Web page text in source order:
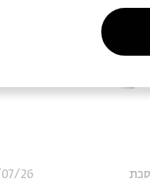
26